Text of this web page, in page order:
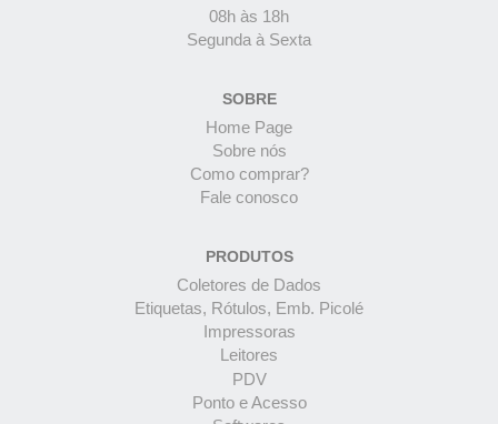
08h às 18h
Segunda à Sexta
SOBRE
Home Page
Sobre nós
Como comprar?
Fale conosco
PRODUTOS
Coletores de Dados
Etiquetas, Rótulos, Emb. Picolé
Impressoras
Leitores
PDV
Ponto e Acesso